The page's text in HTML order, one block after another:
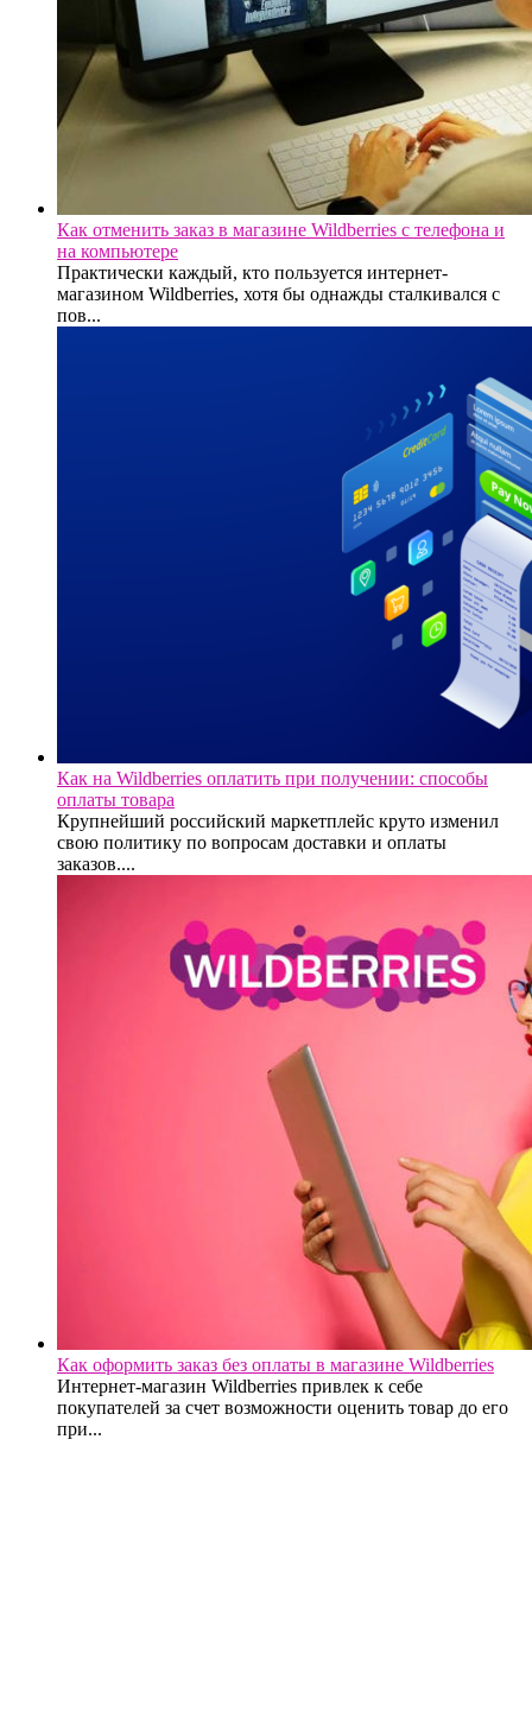
Как отменить заказ в магазине Wildberries с телефона и
на компьютере
Практически каждый, кто пользуется интернет-
магазином Wildberries, хотя бы однажды сталкивался с
пов...
Как на Wildberries оплатить при получении: способы
оплаты товара
Крупнейший российский маркетплейс круто изменил
свою политику по вопросам доставки и оплаты
заказов....
Как оформить заказ без оплаты в магазине Wildberries
Интернет-магазин Wildberries привлек к себе
покупателей за счет возможности оценить товар до его
при...